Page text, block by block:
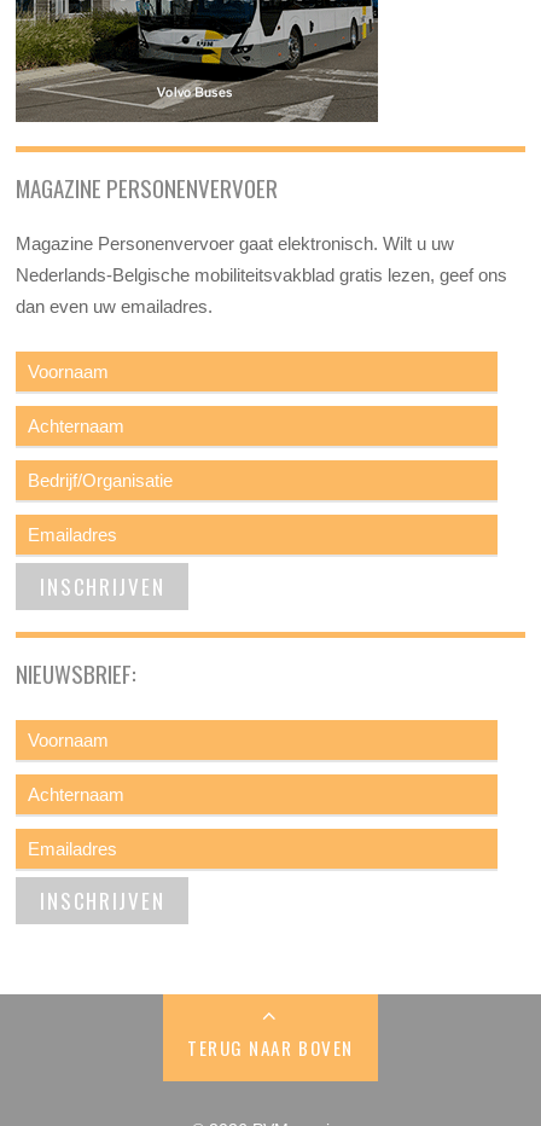
MAGAZINE PERSONENVERVOER
Magazine Personenvervoer gaat elektronisch. Wilt u uw
Nederlands-Belgische mobiliteitsvakblad gratis lezen, geef ons
dan even uw emailadres.
NIEUWSBRIEF:
TERUG NAAR BOVEN